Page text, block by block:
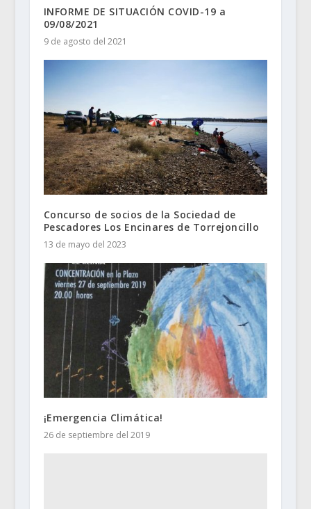
INFORME DE SITUACIÓN COVID-19 a
09/08/2021
9 de agosto del 2021
Concurso de socios de la Sociedad de
Pescadores Los Encinares de Torrejoncillo
13 de mayo del 2023
¡Emergencia Climática!
26 de septiembre del 2019